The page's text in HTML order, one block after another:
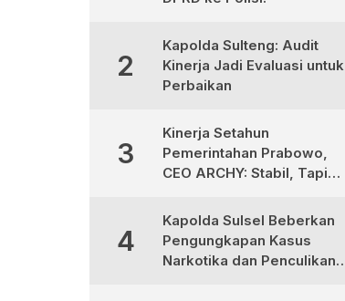
2
Kapolda Sulteng: Audit
Kinerja Jadi Evaluasi untuk
Perbaikan
3
Kinerja Setahun
Pemerintahan Prabowo,
CEO ARCHY: Stabil, Tapi
4
Kapolda Sulsel Beberkan
Pengungkapan Kasus
Narkotika dan Penculikan